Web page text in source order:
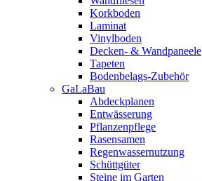
Korkboden
Laminat
Vinylboden
Decken- & Wandpaneele
Tapeten
Bodenbelags-Zubehör
GaLaBau
Abdeckplanen
Entwässerung
Pflanzenpflege
Rasensamen
Regenwassernutzung
Schüttgüter
Steine im Garten